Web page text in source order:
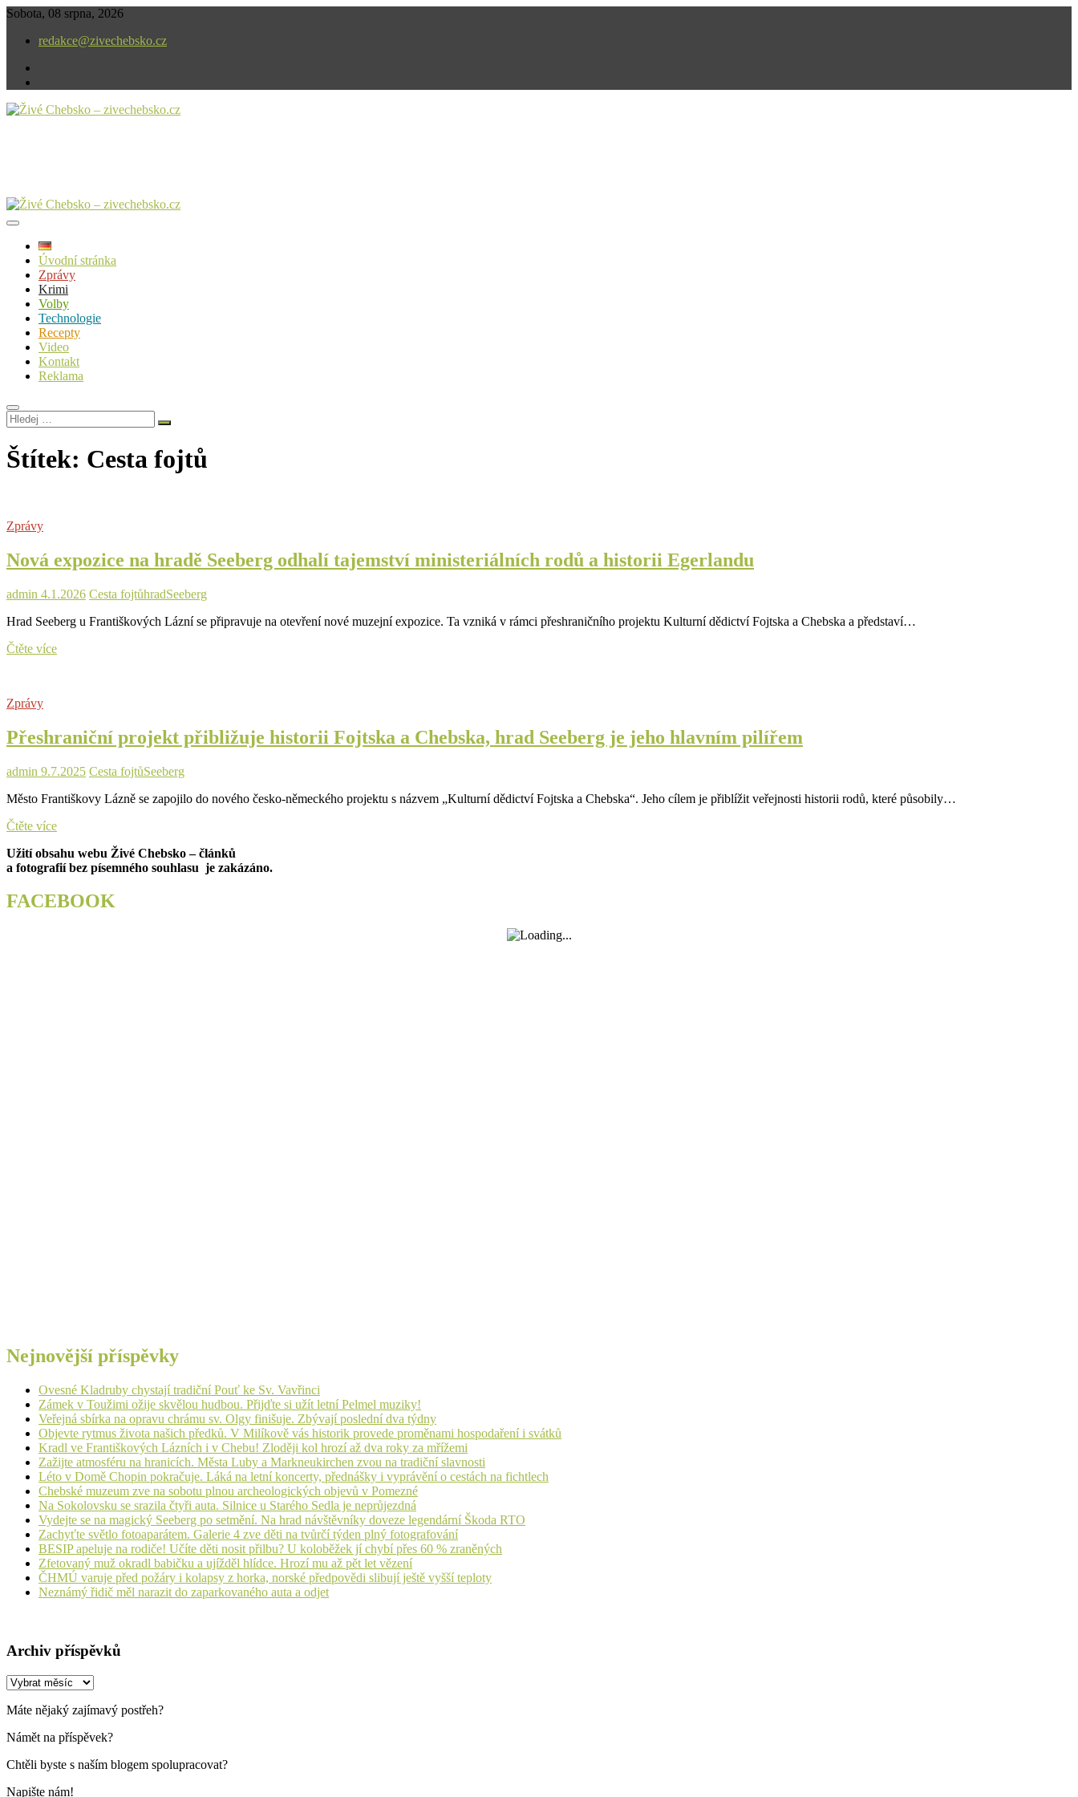
Skip
content
Sobota, 08 srpna, 2026
redakce@zivechebsko.cz
Úvodní stránka
Zprávy
Krimi
Volby
Technologie
Recepty
Video
Kontakt
Reklama
Hledej
…
Štítek: Cesta fojtů
Zprávy
Nová expozice na hradě Seeberg odhalí tajemství ministeriálních rodů a historii Egerlandu
admin 4.1.2026 Cesta fojtůhradSeeberg
Hrad Seeberg u Františkových Lázní se připravuje na otevření nové muzejní expozice. Ta vzniká v rámci přeshraničního projektu Kulturní dědictví Fojtska a Chebska a představí…
Čtěte víceNová
tajemství
ministeriálních
a
historii
Egerlandu
Zprávy
Přeshraniční projekt přibližuje historii Fojtska a Chebska, hrad Seeberg je jeho hlavním pilířem
admin 9.7.2025 Cesta fojtůSeeberg
Město Františkovy Lázně se zapojilo do nového česko-německého projektu s názvem „Kulturní dědictví Fojtska a Chebska“. Jeho cílem je přiblížit veřejnosti historii rodů, které působily…
Čtěte vícePřeshraniční
přibližuje
historii
a
Chebska,
Užití obsahu webu Živé Chebsko – článků
a fotografií bez písemného souhlasu je zakázáno.
FACEBOOK
Nejnovější příspěvky
Ovesné Kladruby chystají tradiční Pouť ke Sv. Vavřinci
Zámek v Toužimi ožije skvělou hudbou. Přijďte si užít letní Pelmel muziky!
Veřejná sbírka na opravu chrámu sv. Olgy finišuje. Zbývají poslední dva týdny
Objevte rytmus života našich předků. V Milíkově vás historik provede proměnami hospodaření i svátků
Kradl ve Františkových Lázních i v Chebu! Zloději kol hrozí až dva roky za mřížemi
Zažijte atmosféru na hranicích. Města Luby a Markneukirchen zvou na tradiční slavnosti
Léto v Domě Chopin pokračuje. Láká na letní koncerty, přednášky i vyprávění o cestách na fichtlech
Chebské muzeum zve na sobotu plnou archeologických objevů v Pomezné
Na Sokolovsku se srazila čtyři auta. Silnice u Starého Sedla je neprůjezdná
Vydejte se na magický Seeberg po setmění. Na hrad návštěvníky doveze legendární Škoda RTO
Zachyťte světlo fotoaparátem. Galerie 4 zve děti na tvůrčí týden plný fotografování
BESIP apeluje na rodiče! Učíte děti nosit přilbu? U koloběžek jí chybí přes 60 % zraněných
Zfetovaný muž okradl babičku a ujížděl hlídce. Hrozí mu až pět let vězení
ČHMÚ varuje před požáry i kolapsy z horka, norské předpovědi slibují ještě vyšší teploty
Neznámý řidič měl narazit do zaparkovaného auta a odjet
Archiv příspěvků
Archiv
Máte nějaký zajímavý postřeh?
Námět na příspěvek?
Chtěli byste s naším blogem spolupracovat?
Napište nám!